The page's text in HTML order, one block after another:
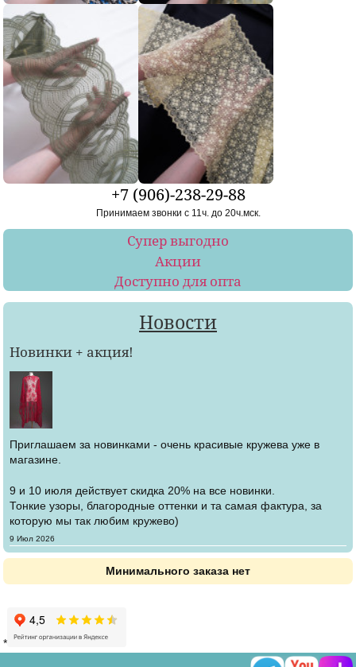
+7 (906)-238-29-88
Принимаем звонки с 11ч. до 20ч.мск.
Супер выгодно
Акции
Доступно для опта
Новости
Новинки + акция!
Приглашаем за новинками - очень красивые кружева уже в
магазине.
9 и 10 июля действует скидка 20% на все новинки.
Тонкие узоры, благородные оттенки и та самая фактура, за
которую мы так любим кружево)
Создано
9 Июл 2026
Минимального заказа нет
*